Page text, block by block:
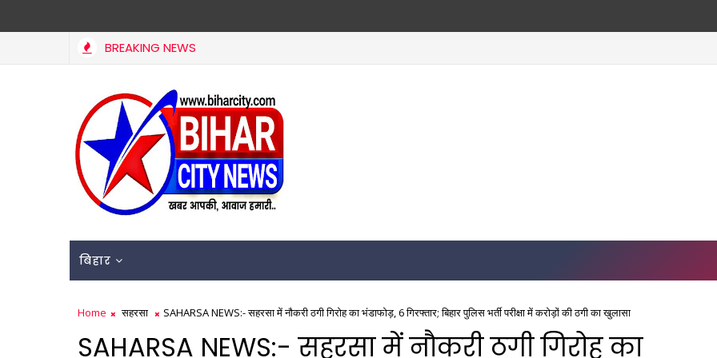
BREAKING NEWS
बिहार
Home सहरसा SAHARSA NEWS:- सहरसा में नौकरी ठगी गिरोह का भंडाफोड़, 6 गिरफ्तार; बिहार पुलिस भर्ती परीक्षा में करोड़ों की ठगी का खुलासा
SAHARSA NEWS:- सहरसा में नौकरी ठगी गिरोह का